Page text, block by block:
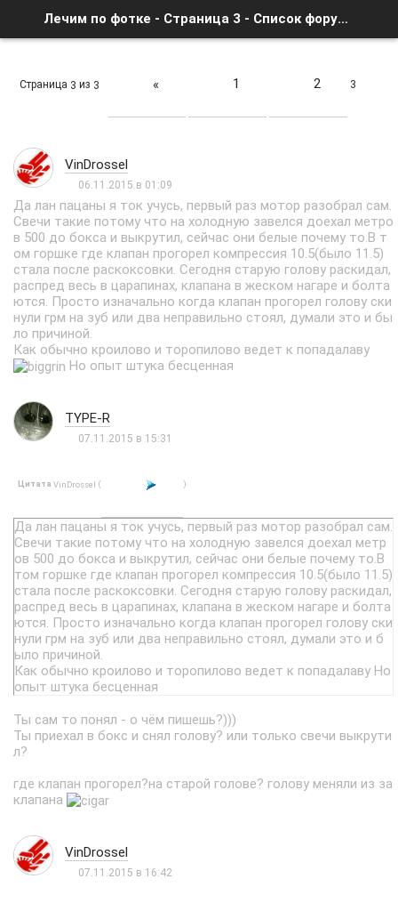
Лечим по фотке - Страница 3 - Список форумов
Страница 3 из 3 « 1 2 3
VinDrossel
06.11.2015 в 01:09
Да лан пацаны я ток учусь, первый раз мотор разобрал сам.
Свечи такие потому что на холодную завелся доехал метро
в 500 до бокса и выкрутил, сейчас они белые почему то.В т
ом горшке где клапан прогорел компрессия 10.5(было 11.5)
стала после раскоксовки. Сегодня старую голову раскидал,
распред весь в царапинах, клапана в жеском нагаре и болта
ются. Просто изначально когда клапан прогорел голову ски
нули грм на зуб или два неправильно стоял, думали это и бы
ло причиной.
Как обычно кроилово и торопилово ведет к попадалаву
Но опыт штука бесценная
TYPE-R
07.11.2015 в 15:31
Цитата VinDrossel ( )
Да лан пацаны я ток учусь, первый раз мотор разобрал сам.
Свечи такие потому что на холодную завелся доехал метр
ов 500 до бокса и выкрутил, сейчас они белые почему то.В
том горшке где клапан прогорел компрессия 10.5(было 11.5)
стала после раскоксовки. Сегодня старую голову раскидал,
распред весь в царапинах, клапана в жеском нагаре и болта
ются. Просто изначально когда клапан прогорел голову ски
нули грм на зуб или два неправильно стоял, думали это и б
ыло причиной.
Как обычно кроилово и торопилово ведет к попадалаву Но
опыт штука бесценная
Ты сам то понял - о чём пишешь?)))
Ты приехал в бокс и снял голову? или только свечи выкрути
л?
где клапан прогорел?на старой голове? голову меняли из за
клапана
VinDrossel
07.11.2015 в 16:42